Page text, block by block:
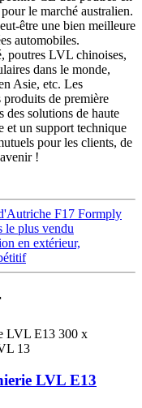
le marché australien.
être une bien meilleure
automobiles.
poutres LVL chinoises,
dans le monde,
Asie, etc. Les
de première
des solutions de haute
et un support technique
pour les clients, de
!
F17 Formply
plus vendu
en extérieur,
LVL E13